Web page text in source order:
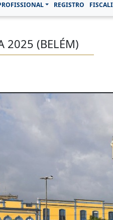
REGISTRO
2025 (BELÉM)